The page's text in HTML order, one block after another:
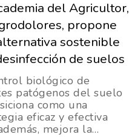
del Agricultor,
propone
sostenible
de suelos
biológico de
patógenos del suelo
como una
eficaz y efectiva
mejora la…